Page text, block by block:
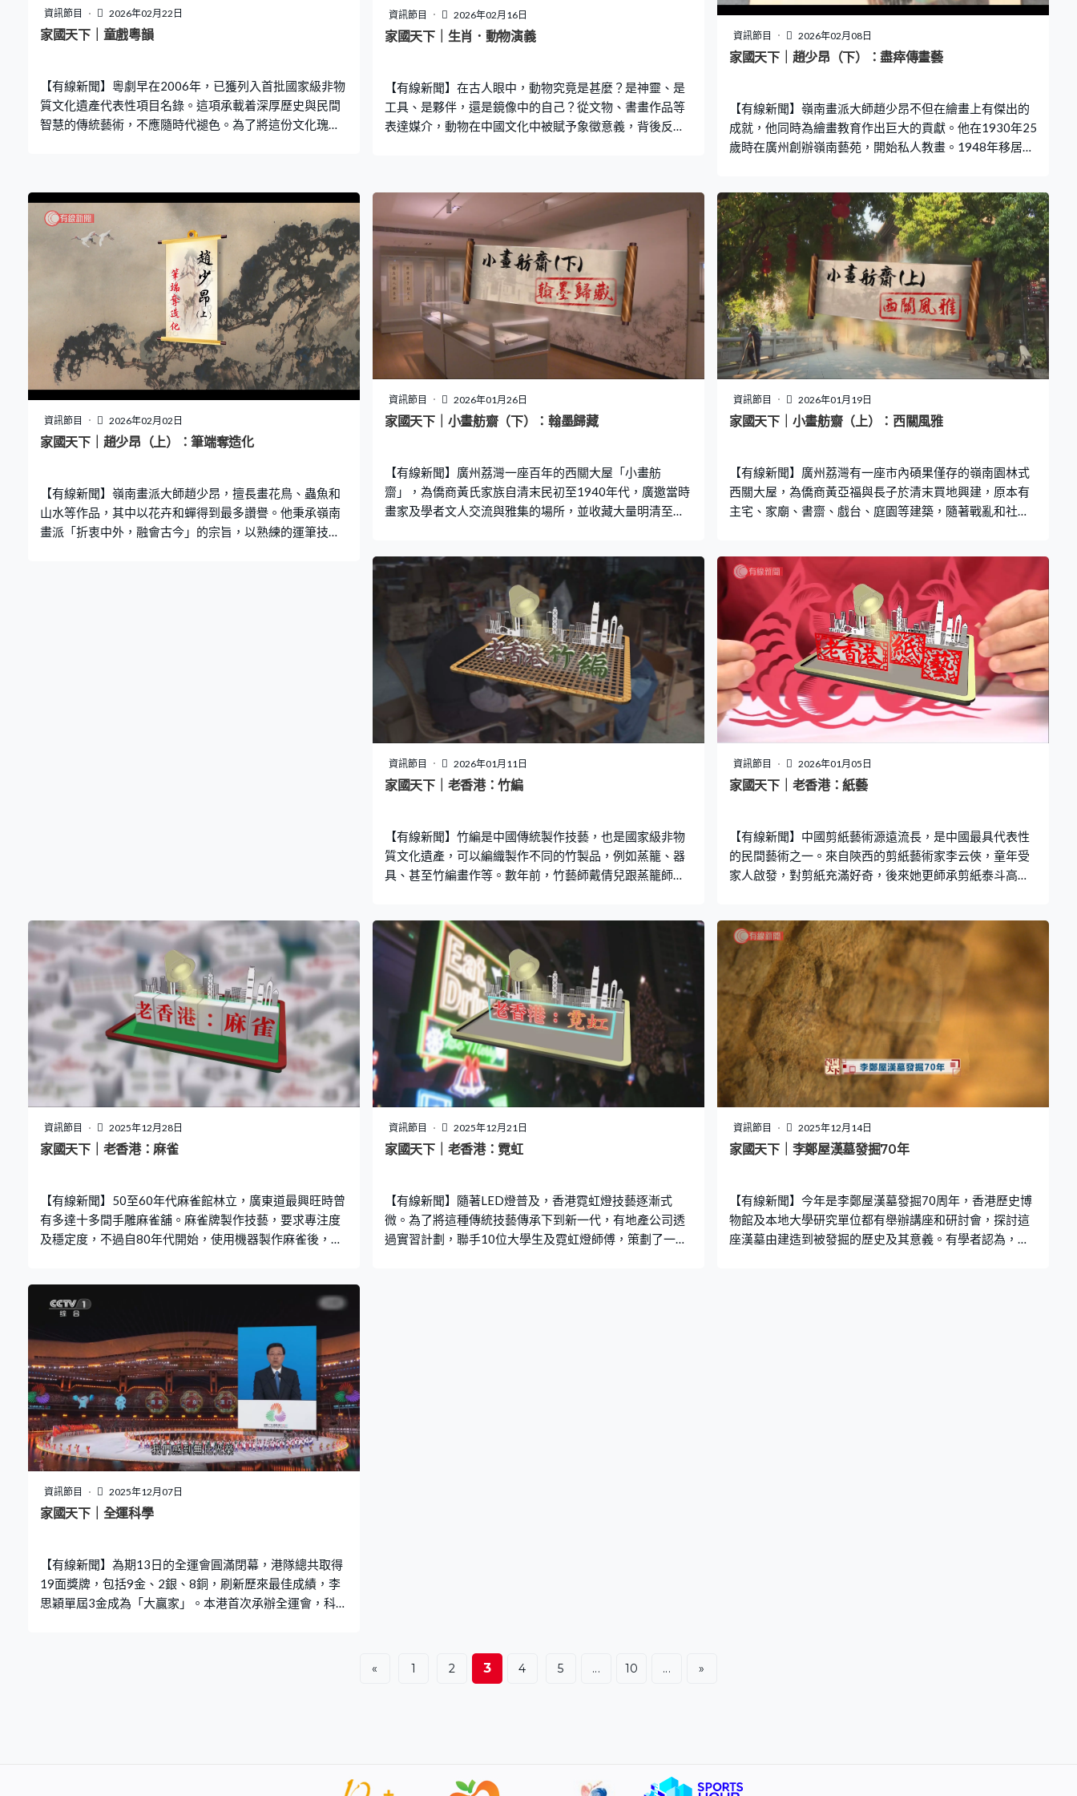
資訊節目 2026年02月22日
家國天下｜童戲粵韻
【有線新聞】粵劇早在2006年，已獲列入首批國家級非物
質文化遺產代表性項目名錄。這項承載着深厚歷史與民間
智慧的傳統藝術，不應隨時代褪色。為了將這份文化瑰寶
舞台實踐，培養小朋友的專注力、紀律與團隊合作精神小
朋友在學習過程中，也慢慢建立自信，學會堅持。
資訊節目 2026年02月16日
家國天下｜生肖．動物演義
【有線新聞】在古人眼中，動物究竟是甚麼？是神靈、是
工具、是夥伴，還是鏡像中的自己？從文物、書畫作品等
表達媒介，動物在中國文化中被賦予象徵意義，背後反映
統中的動物倫理與儒釋道思想有關，古人對動物的寄託和
想像等流變，亦有助當代反思人與動物的關係。
資訊節目 2026年02月08日
家國天下｜趙少昂（下）：盡瘁傳畫藝
【有線新聞】嶺南畫派大師趙少昂不但在繪畫上有傑出的
成就，他同時為繪畫教育作出巨大的貢獻。他在1930年25
歲時在廣州創辦嶺南藝苑，開始私人教畫。1948年移居香
傑出的弟子遵從老師教誨，到海外發展，傳授嶺南畫派技
法。也有不少弟子在移居海外後，在當地設帳授徒，推廣
國畫和嶺南畫派。
資訊節目 2026年02月02日
家國天下｜趙少昂（上）：筆端奪造化
【有線新聞】嶺南畫派大師趙少昂，擅長畫花鳥、蟲魚和
山水等作品，其中以花卉和蟬得到最多讚譽。他秉承嶺南
畫派「折衷中外，融會古今」的宗旨，以熟練的運筆技
資訊節目 2026年01月26日
家國天下｜小畫舫齋（下）：翰墨歸藏
【有線新聞】廣州荔灣一座百年的西關大屋「小畫舫
齋」，為僑商黃氏家族自清末民初至1940年代，廣邀當時
畫家及學者文人交流與雅集的場所，並收藏大量明清至近
的後人於1990年代末，發現部分有蟲蛀等問題，獲香港中
文大學文物館分毫不收協助修復。1999年開始，黃氏後人
向館方陸續分別捐贈逾400組家藏，期望化私為公，家族
珍藏在這所以學術研究為主的大學博物館，能進一步作保
存及教育用途，為後世研究中國書畫及藝術史提供更全面
及珍貴的材料。
資訊節目 2026年01月19日
家國天下｜小畫舫齋（上）：西關風雅
【有線新聞】廣州荔灣有一座市內碩果僅存的嶺南園林式
西關大屋，為僑商黃亞福與長子於清末買地興建，原本有
主宅、家廟、書齋、戲台、庭園等建築，隨著戰亂和社會
傳統藝術的黃氏家族，曾於小畫舫齋收藏大量書畫卷軸、
古籍善本、器物等精品，部分於1930年代末跟隨家族南遷
香港，後人於1999年起分別陸續捐贈香港中文大學文物館
作研究和教育用途，期望延續保存廣東的歷史、文化與藝
術。
資訊節目 2026年01月11日
家國天下｜老香港：竹編
【有線新聞】竹編是中國傳統製作技藝，也是國家級非物
質文化遺產，可以編織製作不同的竹製品，例如蒸籠、器
具、甚至竹編畫作等。數年前，竹藝師戴倩兒跟蒸籠師傅
資訊節目 2026年01月05日
家國天下｜老香港：紙藝
【有線新聞】中國剪紙藝術源遠流長，是中國最具代表性
的民間藝術之一。來自陝西的剪紙藝術家李云俠，童年受
家人啟發，對剪紙充滿好奇，後來她更師承剪紙泰斗高學
人認識傳統。其中她的徒弟葉詠欣拜師半年，將現代生活
融入傳統藝術，以剪紙記錄香港街道景觀，為傳統藝術注
入新生命。
資訊節目 2025年12月28日
家國天下｜老香港：麻雀
【有線新聞】50至60年代麻雀館林立，廣東道最興旺時曾
有多達十多間手雕麻雀舖。麻雀牌製作技藝，要求專注度
及穩定度，不過自80年代開始，使用機器製作麻雀後，便
歲的張順景便是其中一位。雖然他對這門手藝不離不棄，
但都相信手雕麻雀無可避免會被機器取代。
資訊節目 2025年12月21日
家國天下｜老香港：霓虹
【有線新聞】隨著LED燈普及，香港霓虹燈技藝逐漸式
微。為了將這種傳統技藝傳承下到新一代，有地產公司透
過實習計劃，聯手10位大學生及霓虹燈師傅，策劃了一個
資訊節目 2025年12月14日
家國天下｜李鄭屋漢墓發掘70年
【有線新聞】今年是李鄭屋漢墓發掘70周年，香港歷史博
物館及本地大學研究單位都有舉辦講座和研討會，探討這
座漢墓由建造到被發掘的歷史及其意義。有學者認為，當
資訊節目 2025年12月07日
家國天下｜全運科學
【有線新聞】為期13日的全運會圓滿閉幕，港隊總共取得
19面獎牌，包括9金、2銀、8銅，刷新歷來最佳成績，李
思穎單屆3金成為「大贏家」。本港首次承辦全運會，科學
«
1 2 3 4 5 ... 10 ... »